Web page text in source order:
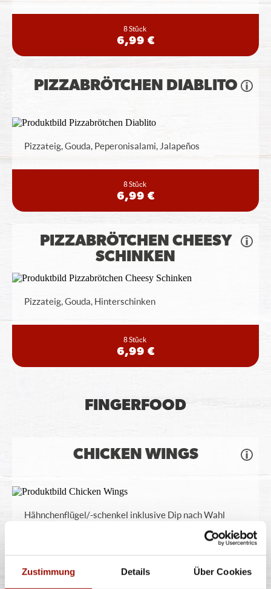
Zustimmung Details Über Cookies
8 Stück
6,99 €
PIZZABRÖTCHEN DIABLITO
Pizzateig, Gouda, Peperonisalami, Jalapeños
8 Stück
6,99 €
PIZZABRÖTCHEN CHEESY
SCHINKEN
Pizzateig, Gouda, Hinterschinken
8 Stück
6,99 €
FINGERFOOD
CHICKEN WINGS
Hähnchenflügel/-schenkel inklusive Dip nach Wahl
12,99 €